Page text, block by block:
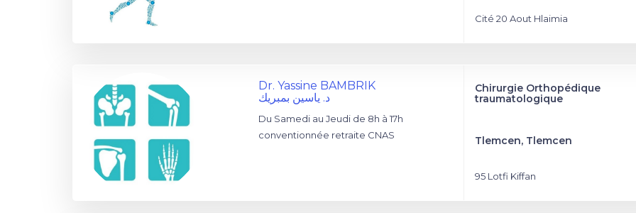
Cité 20 Aout Hlaimia
Dr. Yassine BAMBRIK
د. ياسين بمبريك
Du Samedi au Jeudi de 8h à 17h
conventionnée retraite CNAS
Chirurgie Orthopédique
traumatologique
Tlemcen, Tlemcen
95 Lotfi Kiffan